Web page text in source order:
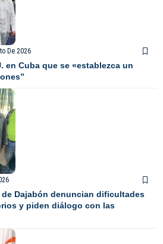
De 2026
en Cuba que se «establezca un
Dajabón denuncian dificultades
y piden diálogo con las